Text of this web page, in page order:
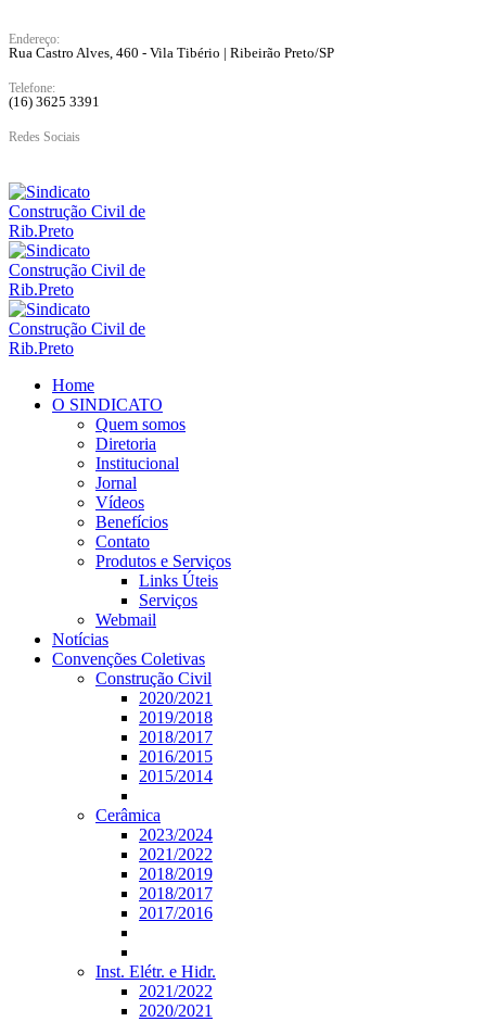
Endereço:
Rua Castro Alves, 460 - Vila Tibério | Ribeirão Preto/SP
Telefone:
(16) 3625 3391
Redes Sociais
Home
O SINDICATO
Quem somos
Diretoria
Institucional
Jornal
Vídeos
Benefícios
Contato
Produtos e Serviços
Links Úteis
Serviços
Webmail
Notícias
Convenções Coletivas
Construção Civil
2020/2021
2019/2018
2018/2017
2016/2015
2015/2014
Cerâmica
2023/2024
2021/2022
2018/2019
2018/2017
2017/2016
Inst. Elétr. e Hidr.
2021/2022
2020/2021